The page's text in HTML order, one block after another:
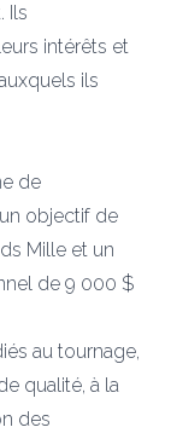
Ils
intérêts et
ils
de
objectif de
Mille et un
de 9 000 $
au tournage,
qualité, à la
des